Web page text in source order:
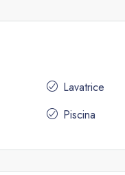
Lavatrice
Piscina